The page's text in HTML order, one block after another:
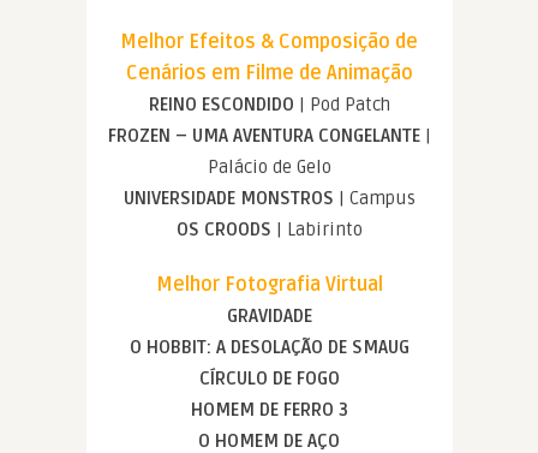
Melhor Efeitos & Composição de
Cenários em Filme de Animação
REINO ESCONDIDO | Pod Patch
FROZEN – UMA AVENTURA CONGELANTE|
Palácio de Gelo
UNIVERSIDADE MONSTROS | Campus
OS CROODS | Labirinto
Melhor Fotografia Virtual
GRAVIDADE
O HOBBIT: A DESOLAÇÃO DE SMAUG
CÍRCULO DE FOGO
HOMEM DE FERRO 3
O HOMEM DE AÇO